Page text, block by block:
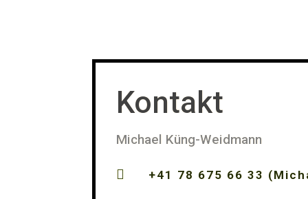
Kontakt
Michael Küng-Weidmann
 +41 78 675 66 33